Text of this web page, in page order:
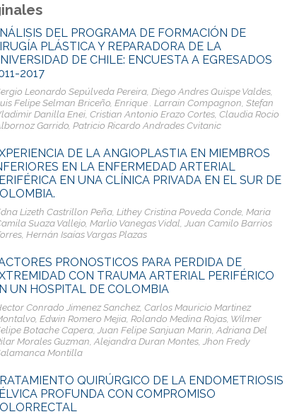
DEL PROGRAMA DE FORMACIÓN DE
PLÁSTICA Y REPARADORA DE LA
DE CHILE: ENCUESTA A EGRESADOS
2017
Leonardo Sepúlveda Pereira, Diego Andres Quispe Valdes,
Felipe Selman Briceño, Enrique . Larrain Compagnon, Stefan
Danilla Enei, Cristian Antonio Erazo Cortes, Claudia Rocio
Garrido, Patricio Ricardo Andrades Cvitanic
DE LA ANGIOPLASTIA EN MIEMBROS
EN LA ENFERMEDAD ARTERIAL
EN UNA CLÍNICA PRIVADA EN EL SUR DE
Lizeth Castrillon Peña, Lithey Cristina Poveda Conde, Maria
Suaza Vallejo, Marlio Vanegas Vidal, Juan Camilo Barrios
Hernán Isaías Vargas Plazas
PRONOSTICOS PARA PERDIDA DE
CON TRAUMA ARTERIAL PERIFÉRICO
UN HOSPITAL DE COLOMBIA
Conrado Jimenez Sanchez, Carlos Mauricio Martinez
Edwin Romero Mejia, Rolando Medina Rojas, Wilmer
Botache Capera, Juan Felipe Sanjuan Marin, Adriana Del
Morales Guzman, Alejandra Duran Montes, Jhon Fredy
Montilla
QUIRÚRGICO DE LA ENDOMETRIOSIS
PROFUNDA CON COMPROMISO